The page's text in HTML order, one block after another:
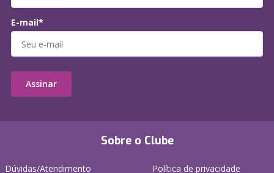
Sobre o Clube
Dúvidas/Atendimento
Política de privacidade
E-mail*
Assinar